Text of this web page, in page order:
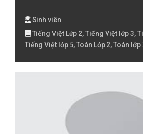
Sinh viên
Tiếng Việt Lớp 2, Tiếng Việt lớp 3,
Tiếng Việt lớp 5, Toán Lớp 2, Toán lớp